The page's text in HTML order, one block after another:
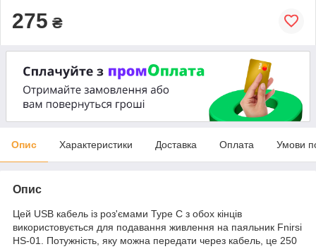
275 ₴
Опис Характеристики Доставка Оплата Умови
Опис
Цей USB кабель із роз'ємами Type C з обох кінців
використовується для подавання живлення на паяльник Fnirsi
HS-01. Потужність, яку можна передати через кабель, це 250